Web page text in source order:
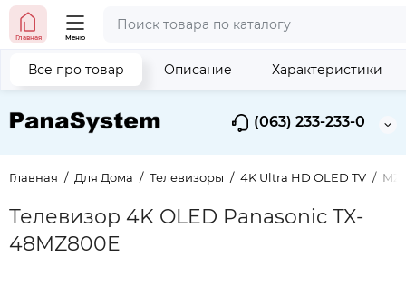
(063) 233-233-0
Главная Меню
Главная Для Дома Телевизоры 4K Ultra HD OLED TV
Телевизор 4K OLED Panasonic TX-
48MZ800E
Все про товар Описание Характеристики